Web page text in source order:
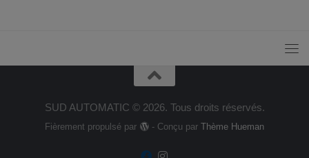
SUD AUTOMATIC © 2026. Tous droits réservés.
Fièrement propulsé par - Conçu par Thème Hueman